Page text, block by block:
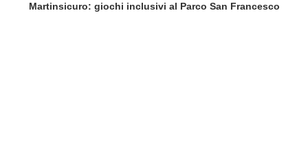
Martinsicuro: giochi inclusivi al Parco San Francesco